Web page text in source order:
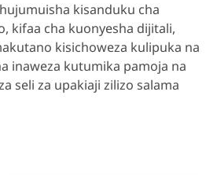
kisanduku cha
kifaa cha kuonyesha dijitali,
kisichoweza kulipuka na
inaweza kutumika pamoja na
seli za upakiaji zilizo salama